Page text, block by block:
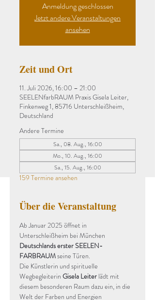
Anmeldung geschlossen
Jetzt andere Veranstaltungen
ansehen
Zeit und Ort
11. Juli 2026, 16:00 – 21:00
SEELENfarbRAUM Praxis Gisela Leiter,
Finkenweg 1, 85716 Unterschleißheim,
Deutschland
Andere Termine
Sa., 08. Aug., 16:00
Mo., 10. Aug., 16:00
Sa., 15. Aug., 16:00
159 Termine ansehen
Über die Veranstaltung
Ab Januar 2025 öffnet in
Unterschleißheim bei München
Deutschlands erster SEELEN-
FARBRAUM seine Türen.
Die Künstlerin und spirituelle
Wegbegleiterin Gisela Leiter lädt mit
diesem besonderen Raum dazu ein, in die
Welt der Farben und Energien